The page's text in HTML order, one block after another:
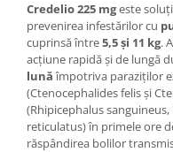
Credelio 225 mgeste
prevenirea infestărilor cu
cuprinsă între5,5 și 11 kg.
acțiune rapidă și de lungă
lunăîmpotriva paraziților
(Ctenocephalides felis și
(Rhipicephalus
reticulatus) în primele ore
răspândirea bolilor